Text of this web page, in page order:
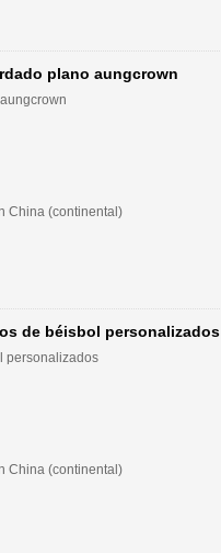
plano aungcrown
China (continental)
de béisbol personalizados
personalizados
China (continental)